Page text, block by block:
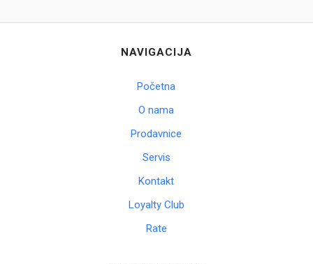
NAVIGACIJA
Početna
O nama
Prodavnice
Servis
Kontakt
Loyalty Club
Rate